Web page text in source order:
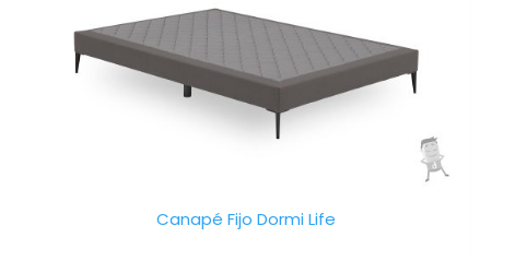
Canapé Fijo Dormi Life
se
pueden